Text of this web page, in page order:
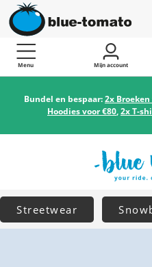
Menu Mijn account
Bundel en bespaar:2x
Hoodies voor €80,2x T-
Streetwear